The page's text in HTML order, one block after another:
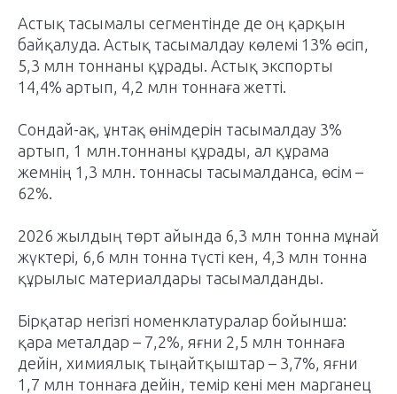
Астық тасымалы сегментінде де оң қарқын
байқалуда. Астық тасымалдау көлемі 13% өсіп,
5,3 млн тоннаны құрады. Астық экспорты
14,4% артып, 4,2 млн тоннаға жетті.
Сондай-ақ, ұнтақ өнімдерін тасымалдау 3%
артып, 1 млн.тоннаны құрады, ал құрама
жемнің 1,3 млн. тоннасы тасымалданса, өсім –
62%.
2026 жылдың төрт айында 6,3 млн тонна мұнай
жүктері, 6,6 млн тонна түсті кен, 4,3 млн тонна
құрылыс материалдары тасымалданды.
Бірқатар негізгі номенклатуралар бойынша:
қара металдар – 7,2%, яғни 2,5 млн тоннаға
дейін, химиялық тыңайтқыштар – 3,7%, яғни
1,7 млн тоннаға дейін, темір кені мен марганец